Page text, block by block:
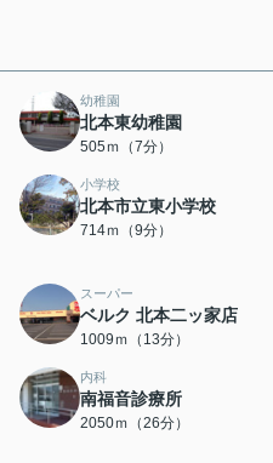
幼稚園
北本東幼稚園
505ｍ（7分）
小学校
北本市立東小学校
714ｍ（9分）
スーパー
ベルク 北本二ッ家店
1009ｍ（13分）
内科
南福音診療所
2050ｍ（26分）